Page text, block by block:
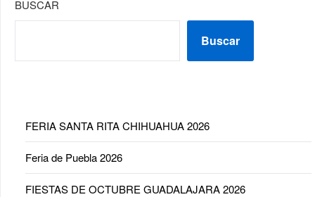
BUSCAR
Buscar
FERIA SANTA RITA CHIHUAHUA 2026
Feria de Puebla 2026
FIESTAS DE OCTUBRE GUADALAJARA 2026